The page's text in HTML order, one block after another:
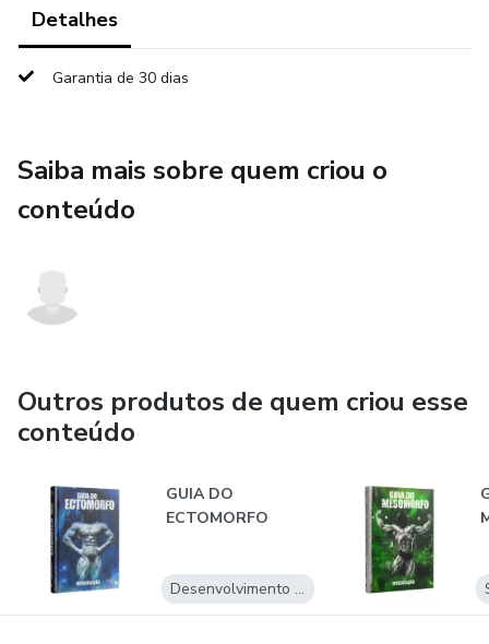
Dicas extras de disciplina e motivação
Não perca tempo com métodos que não funcionam —
Detalhes
Garantia de 30 dias
Saiba mais sobre quem criou o
conteúdo
Outros produtos de quem criou esse
conteúdo
GUIA DO
ECTOMORFO
Desenvolvimento Pessoal